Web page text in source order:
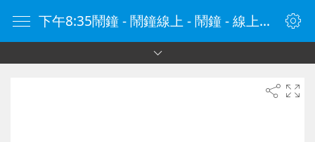
下午8:35鬧鐘 - 鬧鐘線上 - 鬧鐘 - 線上鬧鐘 - 在線鬧鐘 - 鬧鐘在線 - naozhong.tw